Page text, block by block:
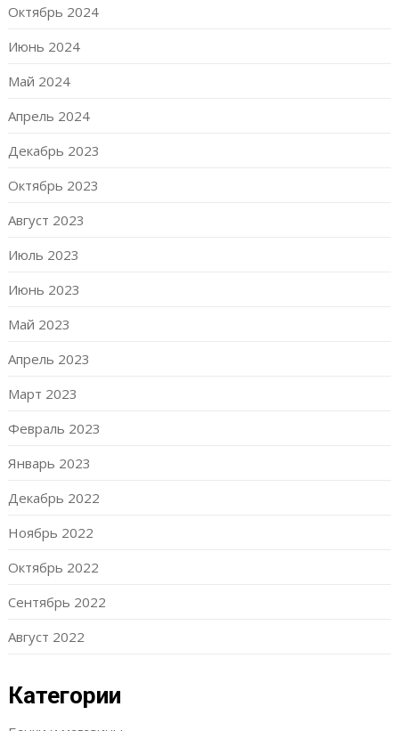
Октябрь 2024
Июнь 2024
Май 2024
Апрель 2024
Декабрь 2023
Октябрь 2023
Август 2023
Июль 2023
Июнь 2023
Май 2023
Апрель 2023
Март 2023
Февраль 2023
Январь 2023
Декабрь 2022
Ноябрь 2022
Октябрь 2022
Сентябрь 2022
Август 2022
Категории